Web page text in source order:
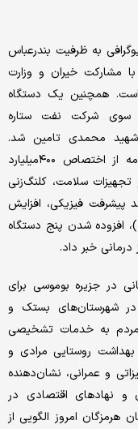
به ظرفیت بندرعباس
با مشارکت خیران و وزارت
همچنین یک دستگاه
تومان از سوی شرکت نفت ستاره
۲۶۴تخت‌خوابی شهید محمدی تامین شد.
رئیس دانشگاه علوم پزشکی هرمزگان در ادامه از اختصاص ۴۰۰‌میلیارد
تجهیزات سلامت، کلنگ‌زنی
غرب هرمزگان با ۴۰درصد پیشرفت فیزیکی، افزایش
جدید (از ۱۲۰ به ۲۲۰ دستگاه)، افزوده شدن پنج دستگاه
درمانی خبر داد.
در جزیره بوموسی برای
شهرستان‌های بستک و
مردم به خدمات تشخیصی
روستایی مرادی و
و عمرانی، نشان‌دهنده
نهادهای اقتصادی در
امروز الگویی از